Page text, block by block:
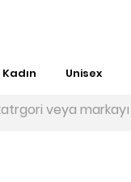
Kadın Unisex